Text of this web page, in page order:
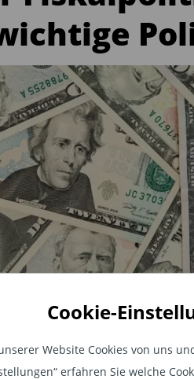
Cookie-
Website Cookies von uns
erfahren Sie welche
wichtige Politik
können teuer werden.